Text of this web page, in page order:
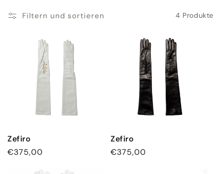
e
Filtern und sortieren 4 Produkte
Zefiro
Normaler
€375,00
Zefiro
Normaler
€375,00